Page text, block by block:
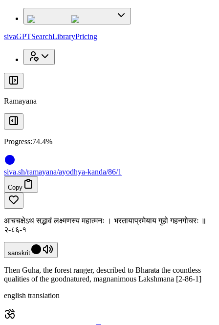
sivaGPTSearchLibraryPricing
Ramayana
Progress:74.4%
siva.sh/ramayana/ayodhya-kanda/86/1
Copy
आचचक्षेऽथ सद्भावं लक्ष्मणस्य महात्मनः । भरतायाप्रमेयाय गुहो गहनगोचरः ॥
२-८६-१
sanskrit
Then Guha, the forest ranger, described to Bharata the countless
qualities of the goodnatured, magnanimous Lakshmana [2-86-1]
english translation